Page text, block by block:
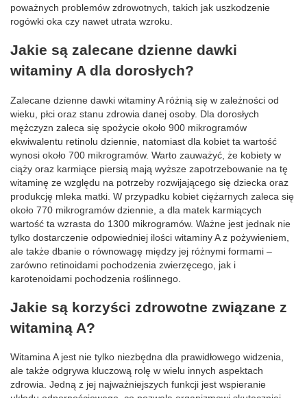
poważnych problemów zdrowotnych, takich jak uszkodzenie
rogówki oka czy nawet utrata wzroku.
Jakie są zalecane dzienne dawki
witaminy A dla dorosłych?
Zalecane dzienne dawki witaminy A różnią się w zależności od
wieku, płci oraz stanu zdrowia danej osoby. Dla dorosłych
mężczyzn zaleca się spożycie około 900 mikrogramów
ekwiwalentu retinolu dziennie, natomiast dla kobiet ta wartość
wynosi około 700 mikrogramów. Warto zauważyć, że kobiety w
ciąży oraz karmiące piersią mają wyższe zapotrzebowanie na tę
witaminę ze względu na potrzeby rozwijającego się dziecka oraz
produkcję mleka matki. W przypadku kobiet ciężarnych zaleca się
około 770 mikrogramów dziennie, a dla matek karmiących
wartość ta wzrasta do 1300 mikrogramów. Ważne jest jednak nie
tylko dostarczenie odpowiedniej ilości witaminy A z pożywieniem,
ale także dbanie o równowagę między jej różnymi formami –
zarówno retinoidami pochodzenia zwierzęcego, jak i
karotenoidami pochodzenia roślinnego.
Jakie są korzyści zdrowotne związane z
witaminą A?
Witamina A jest nie tylko niezbędna dla prawidłowego widzenia,
ale także odgrywa kluczową rolę w wielu innych aspektach
zdrowia. Jedną z jej najważniejszych funkcji jest wspieranie